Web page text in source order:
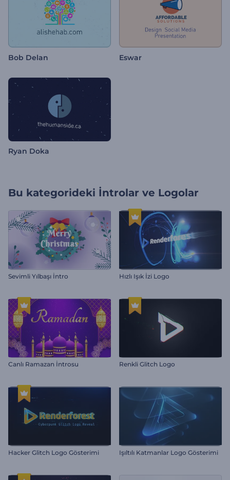
Bob Delan Eswar
Ryan Doka
Bu kategorideki İntrolar ve Logolar
Sevimli Yılbaşı İntro Hızlı Işık İzi Logo
Canlı Ramazan İntrosu Renkli Glitch Logo
Hacker Glitch Logo Gösterimi Işıltılı Katmanlar Logo Gösterimi